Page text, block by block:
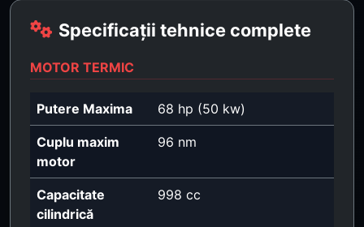
Specificații tehnice complete
MOTOR TERMIC
Putere Maxima 68 hp (50 kw)
Cuplu maxim
motor
96 nm
Capacitate
cilindrică
998 cc